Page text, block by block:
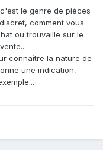
le genre de piéces
comment vous
ou trouvaille sur le
connaître la nature de
une indication,